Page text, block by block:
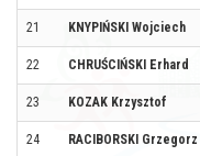
21 KNYPIŃSKI Wojciech
22 CHRUŚCIŃSKI Erhard
23 KOZAK Krzysztof
24 RACIBORSKI Grzegorz